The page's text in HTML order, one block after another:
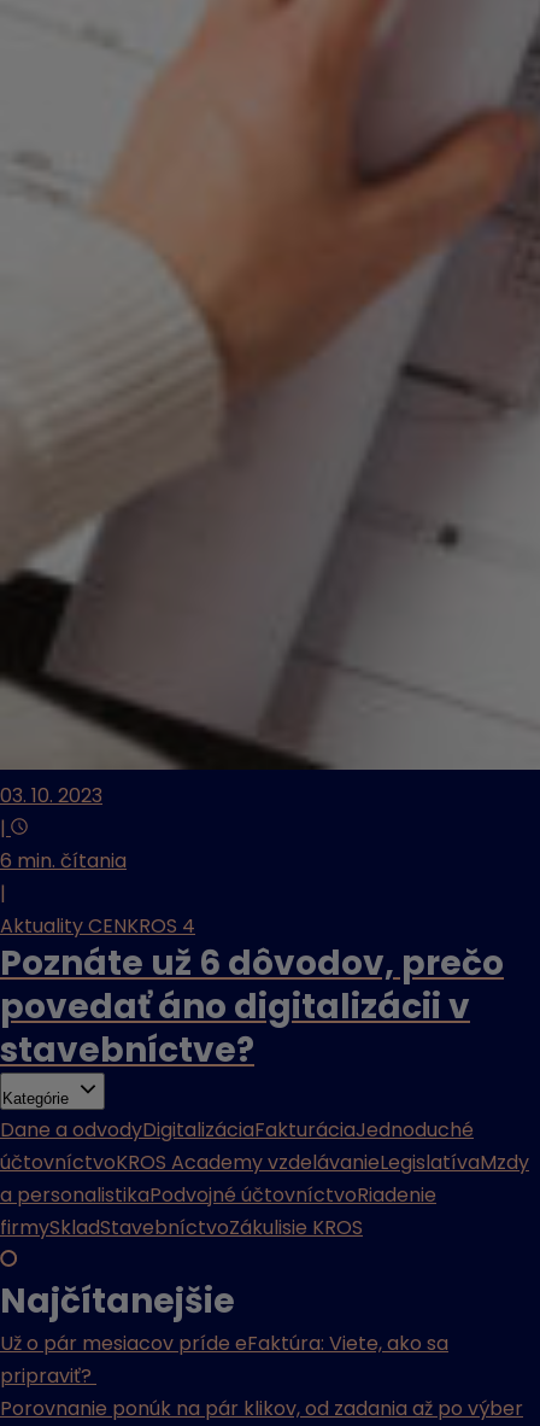
03. 10. 2023
|
6 min. čítania
|
Aktuality CENKROS 4
Poznáte už 6 dôvodov, prečo
povedať áno digitalizácii v
stavebníctve?
Kategórie
Dane a odvodyDigitalizáciaFakturáciaJednoduché
účtovníctvoKROS Academy vzdelávanieLegislatívaMzdy
a personalistikaPodvojné účtovníctvoRiadenie
firmySkladStavebníctvoZákulisie KROS
Najčítanejšie
Už o pár mesiacov príde eFaktúra: Viete, ako sa
pripraviť?
Porovnanie ponúk na pár klikov, od zadania až po výber